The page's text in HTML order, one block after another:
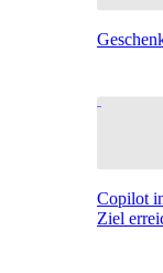
Copilot
Ziel